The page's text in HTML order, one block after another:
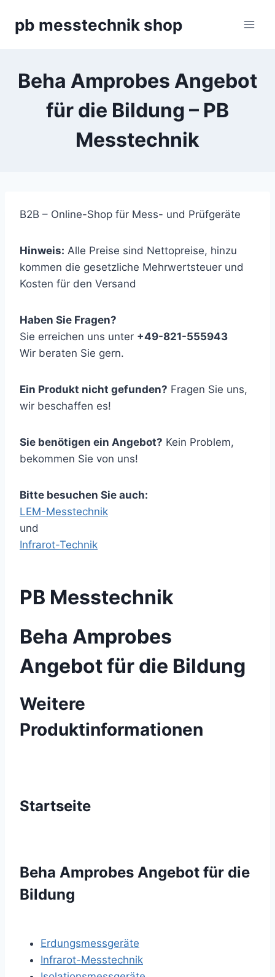
Inhaltpb messtechnik shop
Beha Amprobes Angebot
für die Bildung – PB
Messtechnik
B2B – Online-Shop für Mess- und Prüfgeräte
Hinweis: Alle Preise sind Nettopreise, hinzu
kommen die gesetzliche Mehrwertsteuer und
Kosten für den Versand
Haben Sie Fragen?
Sie erreichen uns unter +49-821-555943
Wir beraten Sie gern.
Ein Produkt nicht gefunden? Fragen Sie uns,
wir beschaffen es!
Sie benötigen ein Angebot? Kein Problem,
bekommen Sie von uns!
Bitte besuchen Sie auch:
LEM-Messtechnik
und
Infrarot-Technik
PB Messtechnik
Beha Amprobes
Angebot für die Bildung
Weitere
Produktinformationen
Startseite
Beha Amprobes Angebot für die
Bildung
Erdungsmessgeräte
Infrarot-Messtechnik